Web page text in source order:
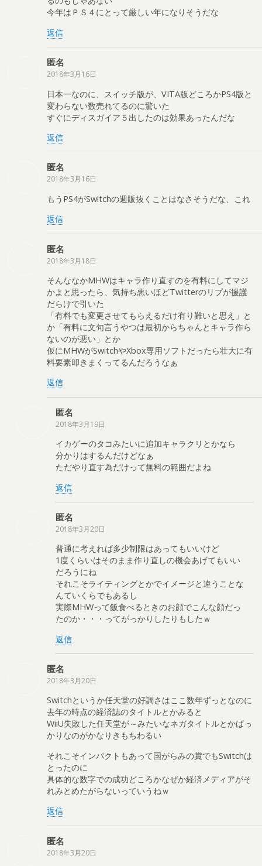
今年はＰＳ４にとって厳しい年になりそうだな
返信
匿名
2018年3月16日
日本一なのに、スイッチ版が、VITA版どころかPS4版と
変わらない数売れてるのに驚いた
すぐにディスガイア５出したのは効果あったんだな
返信
匿名
2018年3月16日
もうPS4がSwitchの週販抜くことはなさそうだな、これ
返信
匿名
2018年3月18日
そんななかMHWはキャラ作り直すのを有料にしてマジ
かよと思ったら、気持ち悪いほどTwitterのリプが援護
だらけで引いた
「有料でも変更させてもらえるだけ有り難いと思え」と
か「有料に文句言うやつは最初からちゃんとキャラ作ら
ないのが悪い」とか
仮にMHWがSwitchやXbox専用ソフトだったら壮大に有
料要素叩きまくってるんだろうなぁ
返信
匿名
2018年3月19日
イカゲーのタコみたいに追加キャラクリとかなら
分かりはするんだけどなぁ
ただやり直す為だけって無料の範囲だよね
返信
匿名
2018年3月20日
普通に考えれば多少制限はあってもいいけど
1度くらいはそのまま作り直しの機会あげてもいい
だろうにね
それこそライティングとかでイメージと違うことな
んていくらでもあるし
実際MHWって飯食べるときのお顔でこんな顔だっ
たのか・・・ってがっかりしたりもしたｗ
返信
匿名
2018年3月20日
Switchというか任天堂の好調さはここ数年ずっとなのに
去年の時点の経済誌のタイトルとかみると
WiiU失敗した任天堂が～みたいなネガタイトルとかばっ
かりなのがかなりきもちわるい
それこそインパクトもあって国がらみの賞でもSwitchは
とったのに
具体的な数字での成功どころかなぜか経済メディアがそ
れみとめたがらないっていうねｗ
返信
匿名
2018年3月20日